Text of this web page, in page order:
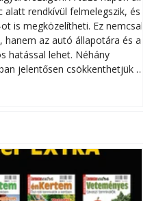
rendkívül felmelegszik, és
is megközelítheti. Ez nemcsak
hanem az autó állapotára és a
hatással lehet. Néhány
jelentősen csökkenthetjük a